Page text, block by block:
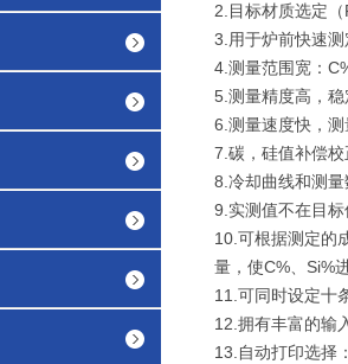
2.目标材质选定
3.用于炉前快速
4.测量范围宽：
5.测量精度高，
6.测量速度快，
7.碳，硅值补偿
8.冷却曲线和测
9.实测值不在目
10.可根据测定的
量，使C%、Si%
11.可同时设定十
12.拥有丰富的输
13.自动打印选择